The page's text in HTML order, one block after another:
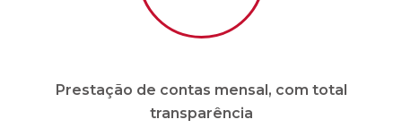
* Para condomínios de até 20 unidades e sem